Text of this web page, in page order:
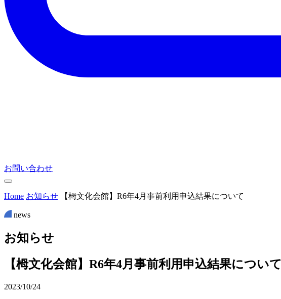
お問い合わせ
Home お知らせ 【栂文化会館】R6年4月事前利用申込結果について
news
お知らせ
【栂文化会館】R6年4月事前利用申込結果について
2023/10/24